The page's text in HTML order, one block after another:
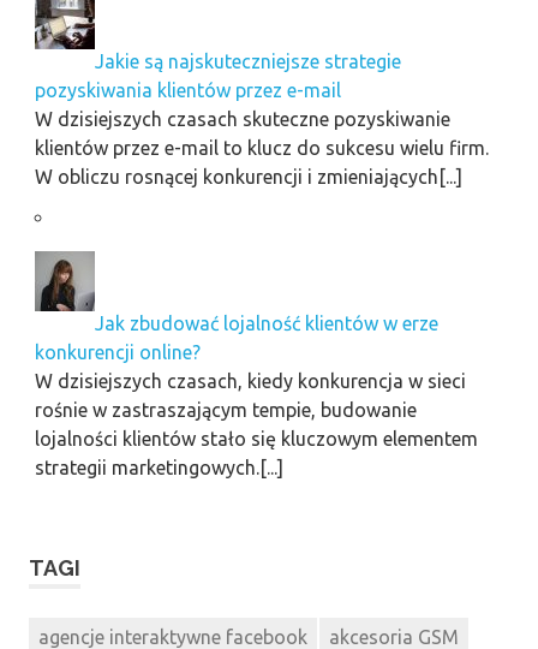
Jakie są najskuteczniejsze strategie
pozyskiwania klientów przez e-mail
W dzisiejszych czasach skuteczne pozyskiwanie
klientów przez e-mail to klucz do sukcesu wielu firm.
W obliczu rosnącej konkurencji i zmieniających[...]
Jak zbudować lojalność klientów w erze
konkurencji online?
W dzisiejszych czasach, kiedy konkurencja w sieci
rośnie w zastraszającym tempie, budowanie
lojalności klientów stało się kluczowym elementem
strategii marketingowych.[...]
TAGI
agencje interaktywne facebook
akcesoria GSM